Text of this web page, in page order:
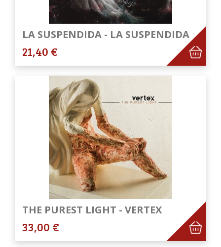
LA SUSPENDIDA - LA SUSPENDIDA
21,40 €
THE PUREST LIGHT - VERTEX
33,00 €